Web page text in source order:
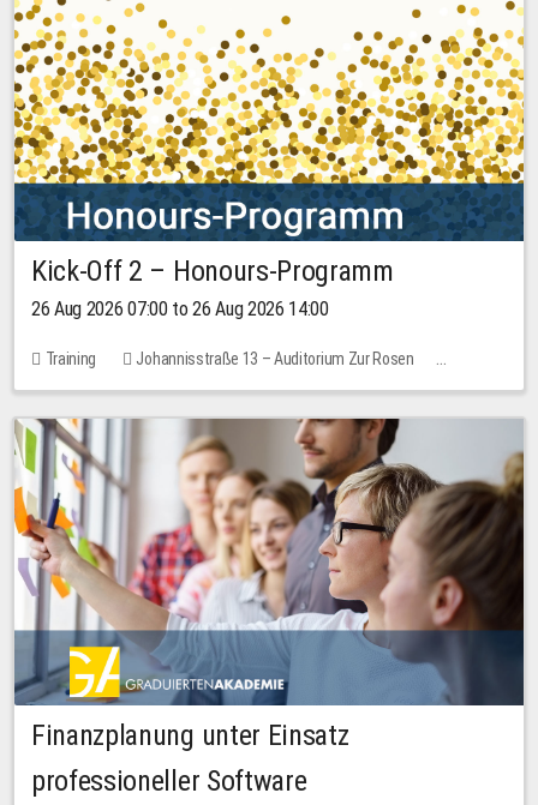
Kick-Off 2 – Honours-Programm
26 Aug 2026 07:00 to 26 Aug 2026 14:00
Training
Johannisstraße 13 – Auditorium Zur Rosen
No free places
Finanzplanung unter Einsatz
professioneller Software